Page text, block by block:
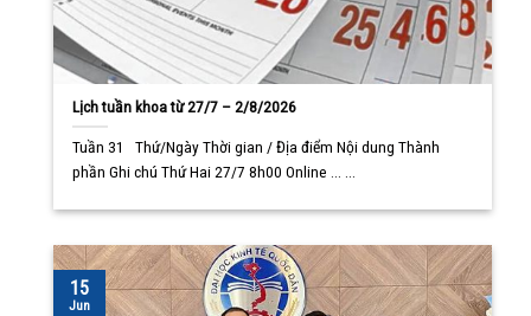
Lịch tuần khoa từ 27/7 – 2/8/2026
Tuần 31 Thứ/Ngày Thời gian / Địa điểm Nội dung Thành
phần Ghi chú Thứ Hai 27/7 8h00 Online ... ...
15
Jun